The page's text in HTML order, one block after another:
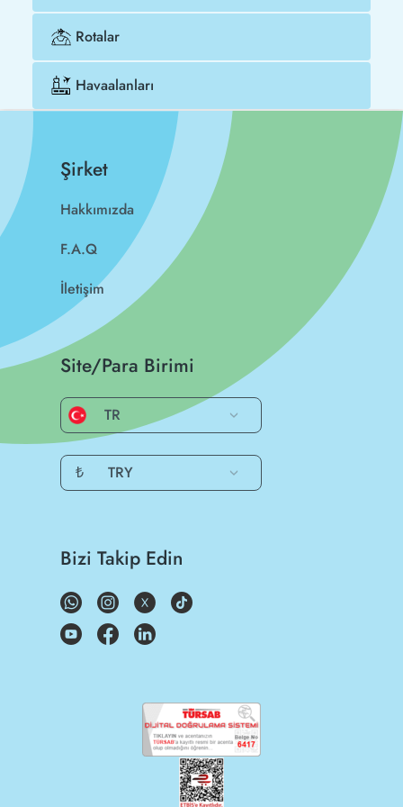
Rotalar
Havaalanları
Şirket
Hakkımızda
F.A.Q
İletişim
Site/Para Birimi
TR
₺ TRY
Bizi Takip Edin